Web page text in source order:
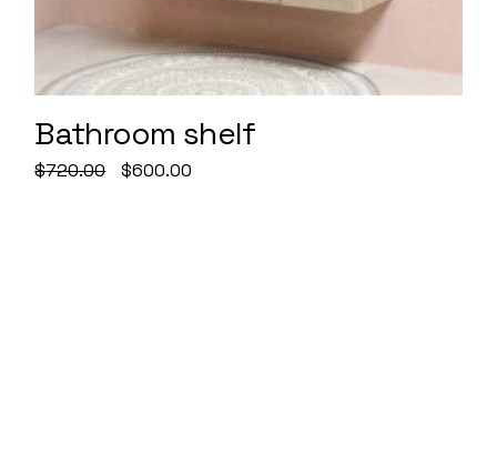
Bathroom shelf
$720.00 Original
price
$600.00